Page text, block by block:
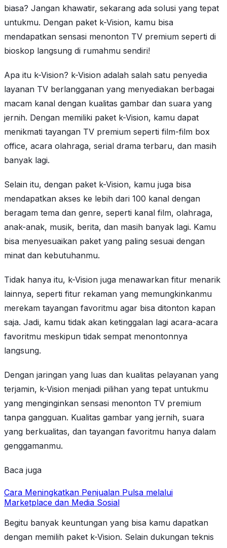
biasa? Jangan khawatir, sekarang ada solusi yang tepat
untukmu. Dengan paket k-Vision, kamu bisa
mendapatkan sensasi menonton TV premium seperti di
bioskop langsung di rumahmu sendiri!
Apa itu k-Vision? k-Vision adalah salah satu penyedia
layanan TV berlangganan yang menyediakan berbagai
macam kanal dengan kualitas gambar dan suara yang
jernih. Dengan memiliki paket k-Vision, kamu dapat
menikmati tayangan TV premium seperti film-film box
office, acara olahraga, serial drama terbaru, dan masih
banyak lagi.
Selain itu, dengan paket k-Vision, kamu juga bisa
mendapatkan akses ke lebih dari 100 kanal dengan
beragam tema dan genre, seperti kanal film, olahraga,
anak-anak, musik, berita, dan masih banyak lagi. Kamu
bisa menyesuaikan paket yang paling sesuai dengan
minat dan kebutuhanmu.
Tidak hanya itu, k-Vision juga menawarkan fitur menarik
lainnya, seperti fitur rekaman yang memungkinkanmu
merekam tayangan favoritmu agar bisa ditonton kapan
saja. Jadi, kamu tidak akan ketinggalan lagi acara-acara
favoritmu meskipun tidak sempat menontonnya
langsung.
Dengan jaringan yang luas dan kualitas pelayanan yang
terjamin, k-Vision menjadi pilihan yang tepat untukmu
yang menginginkan sensasi menonton TV premium
tanpa gangguan. Kualitas gambar yang jernih, suara
yang berkualitas, dan tayangan favoritmu hanya dalam
genggamanmu.
Baca juga
Cara Meningkatkan Penjualan Pulsa melalui
Marketplace dan Media Sosial
Begitu banyak keuntungan yang bisa kamu dapatkan
dengan memilih paket k-Vision. Selain dukungan teknis